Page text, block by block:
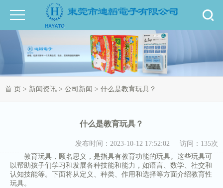
首 页 > 新闻资讯 > 公司新闻 > 什么是教育玩具？
什么是教育玩具？
发布时间：2023-10-12 17:52:02
访问：135次
教育玩具，顾名思义，是指具有教育功能的玩具。这些玩具可
以帮助孩子们学习和发展各种技能和能力，如语言、数学、社交和
认知技能等。下面将从定义、种类、作用和选择等方面介绍教育性
玩具。